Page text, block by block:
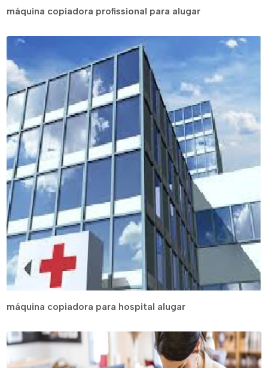
máquina copiadora profissional para alugar
máquina copiadora para hospital alugar